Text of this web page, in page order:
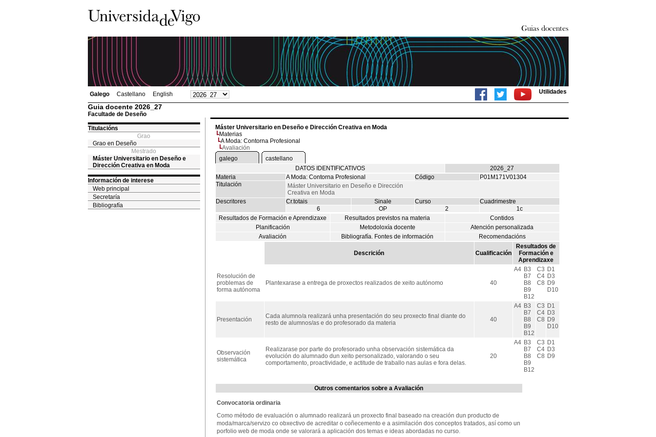
Galego Castellano English Utilidades
Guia docente 2026_27
Facultade de Deseño
Titulacións
Grao
Grao en Deseño
Mestrado
Máster Universitario en Deseño e
Dirección Creativa en Moda
Información de interese
Web principal
Secretaría
Bibliografía
Máster Universitario en Deseño e Dirección Creativa en Moda
Materias
A Moda: Contorna Profesional
Avaliación
galego
castellano
DATOS IDENTIFICATIVOS
2026_27
Materia
A Moda: Contorna Profesional Código
P01M171V01304
Titulación
Máster Universitario en Deseño e Dirección
Creativa en Moda
Descritores
Cr.totais Sinale Curso
Cuadrimestre
6
OP 2
1c
Resultados de Formación e Aprendizaxe
Resultados previstos na materia
Contidos
Planificación
Metodoloxía docente
Atención personalizada
Avaliación
Bibliografía. Fontes de información Recomendacións
Descrición Cualificación
Resultados de
Formación e
Aprendizaxe
Resolución de
problemas de
forma autónoma
Plantexarase a entrega de proxectos realizados de xeito autónomo 40
A4 B3
B7
B8
B9
B12
C3
C4
C8
D1
D3
D9
D10
Presentación
Cada alumno/a realizará unha presentación do seu proxecto final diante do
resto de alumnos/as e do profesorado da materia
40
A4 B3
B7
B8
B9
B12
C3
C4
C8
D1
D3
D9
D10
Observación
sistemática
Realizarase por parte do profesorado unha observación sistemática da
evolución do alumnado dun xeito personalizado, valorando o seu
comportamento, proactividade, e actitude de traballo nas aulas e fora delas.
20
A4 B3
B7
B8
B9
B12
C3
C4
C8
D1
D3
D9
Outros comentarios sobre a Avaliación
Convocatoria ordinaria
Como método de evaluación o alumnado realizará un proxecto final baseado na creación dun producto de
moda/marca/servizo co obxectivo de acreditar o coñecemento e a asimilación dos conceptos tratados, así como un
porfolio web de moda onde se valorará a aplicación dos temas e ideas abordadas no curso.